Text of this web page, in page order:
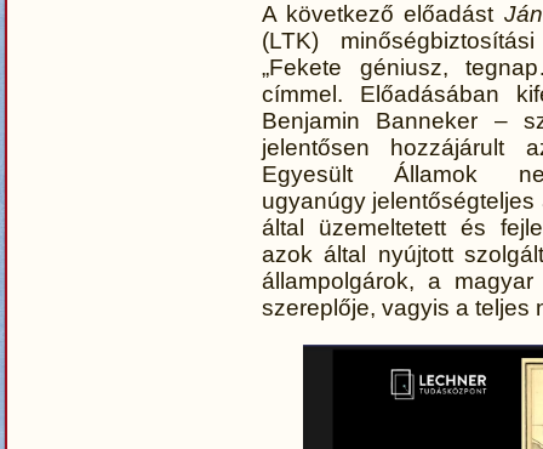
A következő előadást
(LTK)
„Fekete géniusz,
címmel. Előadásában
Benjamin Banneker –
jelentősen hozzájárult
Egyesült Államok
ugyanúgy
által üzemeltetett és
azok által nyújtott
állampolgárok, a
szereplője, vagyis a teljes